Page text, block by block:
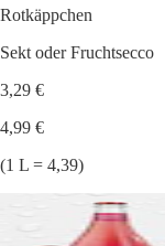
Rotkäppchen
Sekt oder Fruchtsecco
3,29 €
4,99 €
(1 L = 4,39)